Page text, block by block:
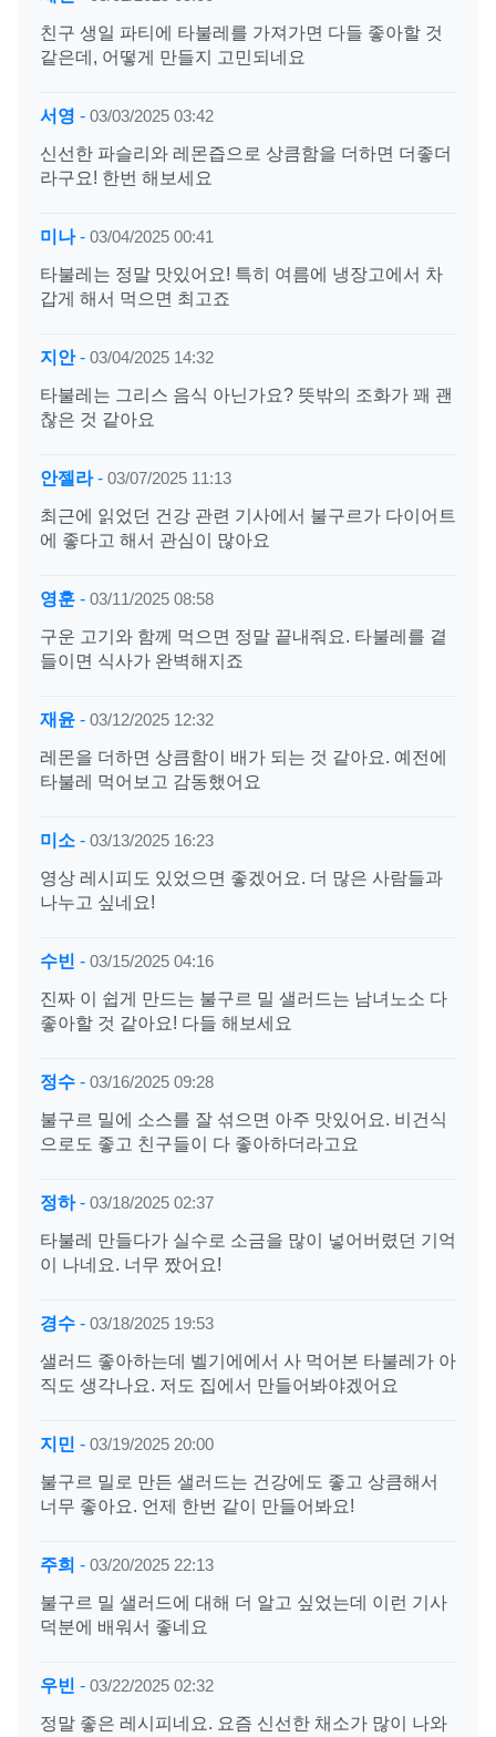
친구 생일 파티에 타불레를 가져가면 다들 좋아할 것
같은데, 어떻게 만들지 고민되네요
서영 - 03/03/2025 03:42
신선한 파슬리와 레몬즙으로 상큼함을 더하면 더좋더
라구요! 한번 해보세요
미나- 03/04/2025 00:41
타불레는 정말 맛있어요! 특히 여름에 냉장고에서 차
갑게 해서 먹으면 최고죠
지안- 03/04/2025 14:32
타불레는 그리스 음식 아닌가요? 뜻밖의 조화가 꽤 괜
찮은 것 같아요
안젤라- 03/07/2025 11:13
최근에 읽었던 건강 관련 기사에서 불구르가 다이어트
에 좋다고 해서 관심이 많아요
영훈 - 03/11/2025 08:58
구운 고기와 함께 먹으면 정말 끝내줘요. 타불레를 곁
들이면 식사가 완벽해지죠
재윤 - 03/12/2025 12:32
레몬을 더하면 상큼함이 배가 되는 것 같아요. 예전에
타불레 먹어보고 감동했어요
미소 - 03/13/2025 16:23
영상 레시피도 있었으면 좋겠어요. 더 많은 사람들과
나누고 싶네요!
수빈 - 03/15/2025 04:16
진짜 이 쉽게 만드는 불구르 밀 샐러드는 남녀노소 다
좋아할 것 같아요! 다들 해보세요
정수 - 03/16/2025 09:28
불구르 밀에 소스를 잘 섞으면 아주 맛있어요. 비건식
으로도 좋고 친구들이 다 좋아하더라고요
정하- 03/18/2025 02:37
타불레 만들다가 실수로 소금을 많이 넣어버렸던 기억
이 나네요. 너무 짰어요!
경수 - 03/18/2025 19:53
샐러드 좋아하는데 벨기에에서 사 먹어본 타불레가 아
직도 생각나요. 저도 집에서 만들어봐야겠어요
지민 - 03/19/2025 20:00
불구르 밀로 만든 샐러드는 건강에도 좋고 상큼해서
너무 좋아요. 언제 한번 같이 만들어봐요!
주희 - 03/20/2025 22:13
불구르 밀 샐러드에 대해 더 알고 싶었는데 이런 기사
덕분에 배워서 좋네요
우빈 - 03/22/2025 02:32
정말 좋은 레시피네요. 요즘 신선한 채소가 많이 나와